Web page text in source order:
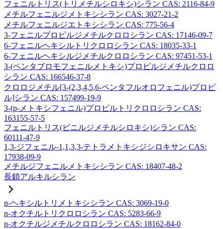
フェニルトリス(トリメチルシロキシ)シラン CAS: 2116-84-9
メチルフェニルジメトキシシラン CAS: 3027-21-2
メチルフェニルジエトキシシラン CAS: 775-56-4
3-フェニルプロピルジメチルクロロシラン CAS: 17146-09-7
6-フェニルヘキシルトリクロロシラン CAS: 18035-33-1
6-フェニルヘキシルジメチルクロロシラン CAS: 97451-53-1
3-(ペンタブロモフェニルメトキシ)プロピルジメチルクロロ
シラン CAS: 166546-37-8
クロロジメチル[3-(2,3,4,5,6-ペンタフルオロフェニル)プロピ
ル]シラン CAS: 157499-19-9
3-(p-メトキシフェニル)プロピルトリクロロシラン CAS:
163155-57-5
フェニルトリス(ビニルジメチルシロキシ)シラン CAS:
60111-47-9
1,3-ジフェニル-1,1,3,3-テトラメトキシジシロキサン CAS:
17938-09-9
メチルジフェニルメトキシシラン CAS: 18407-48-2
長鎖アルキルシラン
n-ヘキシルトリメトキシシラン CAS: 3069-19-0
n-オクチルトリクロロシラン CAS: 5283-66-9
n-オクチルジメチルクロロシラン CAS: 18162-84-0